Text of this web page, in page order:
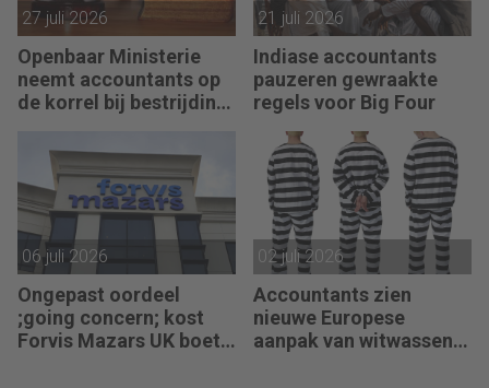
27 juli 2026
Openbaar Ministerie
neemt accountants op
de korrel bij bestrijding
21 juli 2026
Indiase accountants
pauzeren gewraakte
regels voor Big Four
06 juli 2026
Ongepast oordeel
;going concern; kost
Forvis Mazars UK boete
02 juli 2026
Accountants zien
nieuwe Europese
aanpak van witwassen